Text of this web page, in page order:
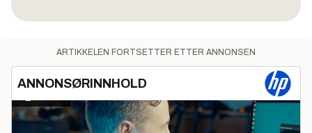
ARTIKKELEN FORTSETTER ETTER ANNONSEN
ANNONSØRINNHOLD